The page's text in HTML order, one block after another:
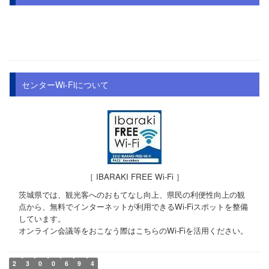
センターWi-Fiについて
［ IBARAKI FREE Wi-Fi ］
茨城県では、観光客へのおもてなし向上、県民の利便性向上の観
点から、無料でインターネットが利用できるWi-Fiスポットを整備
しています。
オンライン会議等をおこなう際はこちらのWi-Fiを活用ください。
2 3 0 0 6 9 4